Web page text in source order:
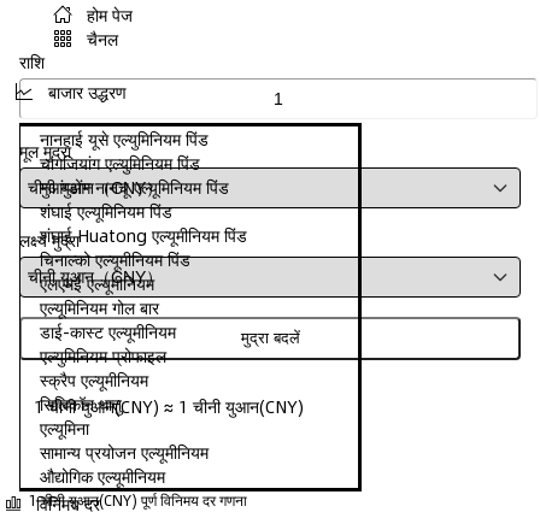
होम पेज
चैनल
बाजार उद्धरण
नानहाई यूसे एल्युमिनियम पिंड
चांगजियांग एल्युमिनियम पिंड
गुआंग्डोंग नानचू एल्यूमिनियम पिंड
शंघाई एल्यूमिनियम पिंड
शंघाई Huatong एल्यूमीनियम पिंड
चिनाल्को एल्यूमीनियम पिंड
एलएमई एल्यूमीनियम
एल्यूमिनियम गोल बार
डाई-कास्ट एल्यूमीनियम
एल्युमिनियम प्रोफाइल
स्क्रैप एल्यूमीनियम
सिलिकॉन धातु
एल्यूमिना
सामान्य प्रयोजन एल्यूमीनियम
औद्योगिक एल्यूमीनियम
विनिमय दर
राशि
मूल मुद्रा
लक्ष्य मुद्रा
मुद्रा बदलें
1 चीनी युआन(CNY) ≈ 1 चीनी युआन(CNY)
1 चीनी युआन(CNY) पूर्ण विनिमय दर गणना